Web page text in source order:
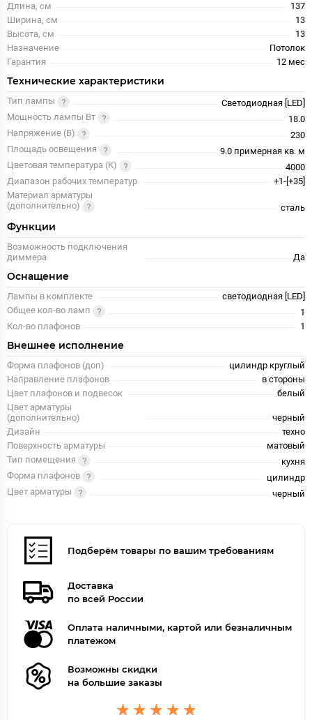
Длина, см
137
Ширина, см
13
Высота, см
13
Назначение
Потолок
Гарантия
12 меc
Технические характеристики
Тип лампы
Светодиодная [LED]
Мощность лампы Вт
18.0
Напряжение (В)
230
Площадь освещения
9.0 примерная кв. м
Цветовая температура (К)
4000
Диапазон рабочих температур
+1-[+35]
Материал арматуры
(дополнительно)
сталь
Функции
Возможность подключения
диммера
Да
Оснащение
Лампы в комплекте
светодиодная [LED]
Общее кол-во ламп
1
Кол-во плафонов
1
Внешнее исполнение
Форма плафонов (доп)
цилиндр круглый
Направление плафонов
в стороны
Цвет плафонов и подвесок
белый
Цвет арматуры
(дополнительно)
черный
Дизайн
техно
Поверхность арматуры
матовый
Тип помещения
кухня
Форма плафонов
цилиндр
Цвет арматуры
черный
Подберём товары по вашим требованиям
Доставка
по всей России
Оплата наличными, картой или безналичным
платежом
Возможны скидки
на большие заказы